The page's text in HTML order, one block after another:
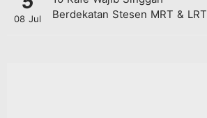
08 Jul
Berdekatan Stesen MRT & LRT